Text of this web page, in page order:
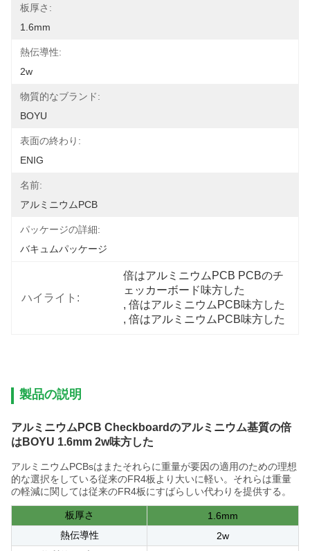
板厚さ:
1.6mm
熱伝導性:
2w
物質的なブランド:
BOYU
表面の終わり:
ENIG
名前:
アルミニウムPCB
パッケージの詳細:
バキュムパッケージ
ハイライト:
倍はアルミニウムPCB PCBのチ
ェッカーボード味方した
, 倍はアルミニウムPCB味方した
, 倍はアルミニウムPCB味方した
製品の説明
アルミニウムPCB Checkboardのアルミニウム基質の倍
はBOYU 1.6mm 2w味方した
アルミニウムPCBsはまたそれらに重量が要因の適用のための理想
的な選択をしている従来のFR4板より大いに軽い。それらは重量
の軽減に関しては従来のFR4板にすばらしい代わりを提供する。
板厚さ
1.6mm
熱伝導性
2w